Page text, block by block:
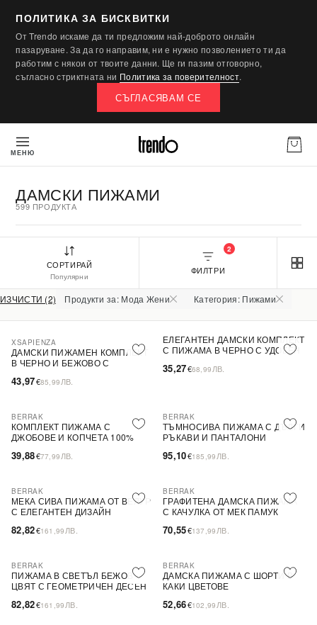
ПОЛИТИКА ЗА БИСКВИТКИ
От Trendo искаме да ти предложим най-доброто онлайн
пазаруване. За да го направим, ни е нужно позволението ти да
работим с някои от твоите данни. Ще ги пазим отговорно,
съгласно стриктната ни Политика за поверителност.
СЪГЛАСЯВАМ СЕ
МЕНЮ
ДАМСКИ ПИЖАМИ
599 ПРОДУКТА
СОРТИРАЙ
Популярни
ФИЛТРИ
2
ИЗЧИСТИ (2) Продукти за: Мода Жени Категория: Пижами
XSAPIENZA
ДАМСКИ ПИЖАМЕН КОМПЛЕКТ
В ЧЕРНО И БЕЖОВО С
43,97€85,99 ЛВ.
ПОСЛЕДНА БРОЙКА
ЕЛЕГАНТЕН ДАМСКИ КОМПЛЕКТ
С ПИЖАМА В ЧЕРНО С УДОБЕН
35,27€68,99 ЛВ.
ПОСЛЕДНА БРОЙКА
BERRAK
КОМПЛЕКТ ПИЖАМА С
ДЖОБОВЕ И КОПЧЕТА 100%
39,88€77,99 ЛВ.
ПОСЛЕДНА БРОЙКА
BERRAK
ТЪМНОСИВА ПИЖАМА С ДЪЛГИ
РЪКАВИ И ПАНТАЛОНИ
95,10€185,99 ЛВ.
ПОСЛЕДНА БРОЙКА
BERRAK
МЕКА СИВА ПИЖАМА ОТ ВЕЛУР
С ЕЛЕГАНТЕН ДИЗАЙН
82,82€161,99 ЛВ.
ПОСЛЕДНА БРОЙКА
BERRAK
ГРАФИТЕНА ДАМСКА ПИЖАМА
С КАЧУЛКА ОТ МЕК ПАМУК
70,55€137,99 ЛВ.
ПОСЛЕДНА БРОЙКА
BERRAK
ПИЖАМА В СВЕТЪЛ БЕЖОВ
ЦВЯТ С ГЕОМЕТРИЧЕН ДЕСЕН
82,82€161,99 ЛВ.
BERRAK
ДАМСКА ПИЖАМА С ШОРТИ В
КАКИ ЦВЕТОВЕ
52,66€102,99 ЛВ.